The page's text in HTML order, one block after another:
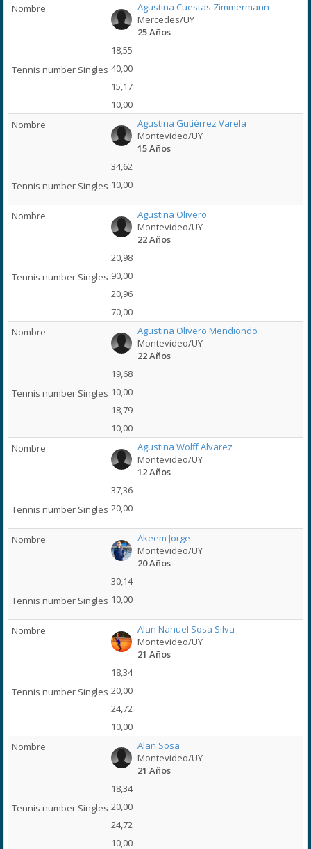
Agustina Cuestas Zimmermann
Mercedes/UY
25 Años
18,55
40,00
15,17
10,00
Agustina Gutiérrez Varela
Montevideo/UY
15 Años
34,62
10,00
Agustina Olivero
Montevideo/UY
22 Años
20,98
90,00
20,96
70,00
Agustina Olivero Mendiondo
Montevideo/UY
22 Años
19,68
10,00
18,79
10,00
Agustina Wolff Alvarez
Montevideo/UY
12 Años
37,36
20,00
Akeem Jorge
Montevideo/UY
20 Años
30,14
10,00
Alan Nahuel Sosa Silva
Montevideo/UY
21 Años
18,34
20,00
24,72
10,00
Alan Sosa
Montevideo/UY
21 Años
18,34
20,00
24,72
10,00